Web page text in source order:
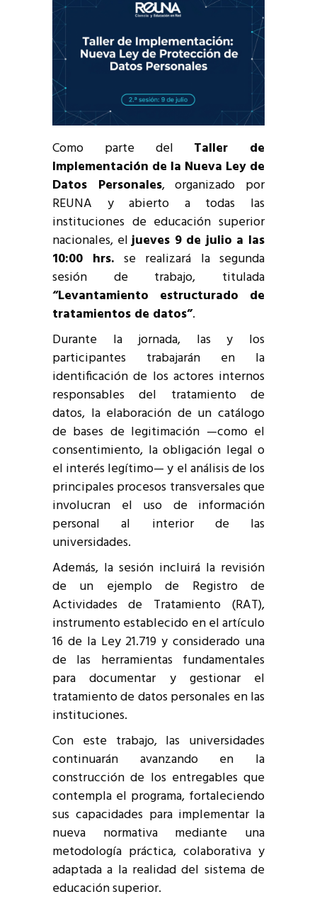
Como parte del Taller de
Implementación de la Nueva Ley de
Datos Personales, organizado por
REUNA y abierto a todas las
instituciones de educación superior
nacionales, eljueves 9 de julio a las
10:00 hrs. se realizará la segunda
sesión de trabajo, titulada
“Levantamiento estructurado de
tratamientos de datos”.
Durante la jornada, las y los
participantes trabajarán en la
identificación de los actores internos
responsables del tratamiento de
datos, la elaboración de un catálogo
de bases de legitimación —como el
consentimiento, la obligación legal o
el interés legítimo— y el análisis de los
principales procesos transversales que
involucran el uso de información
personal al interior de las
universidades.
Además, la sesión incluirá la revisión
de un ejemplo de Registro de
Actividades de Tratamiento (RAT),
instrumento establecido en el artículo
16 de la Ley 21.719 y considerado una
de las herramientas fundamentales
para documentar y gestionar el
tratamiento de datos personales en las
instituciones.
Con este trabajo, las universidades
continuarán avanzando en la
construcción de los entregables que
contempla el programa, fortaleciendo
sus capacidades para implementar la
nueva normativa mediante una
metodología práctica, colaborativa y
adaptada a la realidad del sistema de
educación superior.